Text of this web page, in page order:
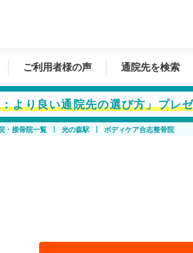
ご利用者様の声 通院先を検索
より良い通院先の選び方」プレ
・接骨院一覧 光の森駅 ボディケア合志整骨院